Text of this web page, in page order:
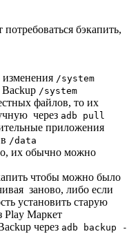
бэкапить,
/system
/system
файлов, то их
через adb pull
приложения
/data
их обычно можно
чтобы можно было
заново, либо если
установить старую
Play Маркет
через adb backup -